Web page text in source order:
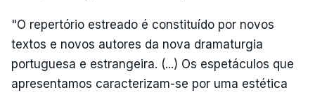
"O repertório estreado é constituído por novos
textos e novos autores da nova dramaturgia
portuguesa e estrangeira. (...) Os espetáculos que
apresentamos caracterizam-se por uma estética